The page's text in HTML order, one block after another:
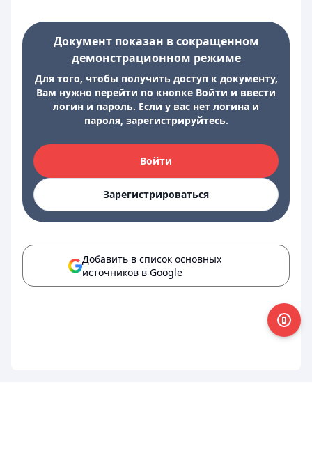
Документ показан в сокращенном
демонстрационном режиме
Для того, чтобы получить доступ к документу,
Вам нужно перейти по кнопке Войти и ввести
логин и пароль. Если у вас нет логина и
пароля, зарегистрируйтесь.
Войти
Зарегистрироваться
Добавить в список основных
источников в Google